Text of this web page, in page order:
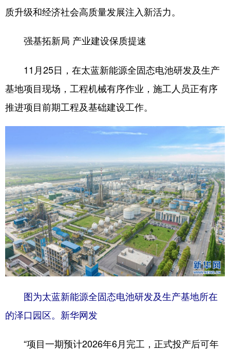
食品 人居 信息化
彩票 娱乐 时尚 悦读
公益 一带一路 亚太网 上市公司
地方频道
北京 天津 河北 山西
辽宁 吉林 上海 江苏
浙江 安徽 福建 江西
山东 河南 湖北 湖南
广东 广西 海南 重庆
陕西 甘肃
质升级和经济社会高质量发展注入新活力。
强基拓新局 产业建设保质提速
11月25日，在太蓝新能源全固态电池研发及生产
基地项目现场，工程机械有序作业，施工人员正有序
推进项目前期工程及基础建设工作。
图为太蓝新能源全固态电池研发及生产基地所在
的泽口园区。新华网发
“项目一期预计2026年6月完工，正式投产后可年